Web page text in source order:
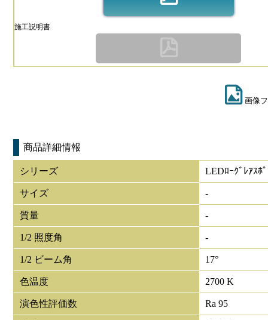
施工説明書
画像
商品詳細情報
シリーズ LEDﾛｰｸﾞﾚｱｽﾎ
サイズ -
質量 -
1/2 照度角 -
1/2 ビーム角 17°
色温度 2700 K
演色性評価数 Ra 95